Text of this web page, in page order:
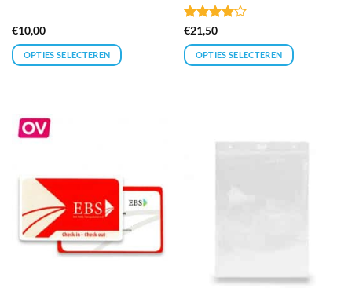
€10,00
OPTIES SELECTEREN
Gewaardeerd
4uit 5
€21,50
OPTIES SELECTEREN